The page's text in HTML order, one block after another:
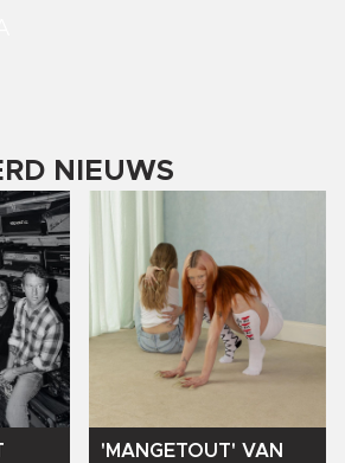
NIEUWS
'MANGETOUT' VAN